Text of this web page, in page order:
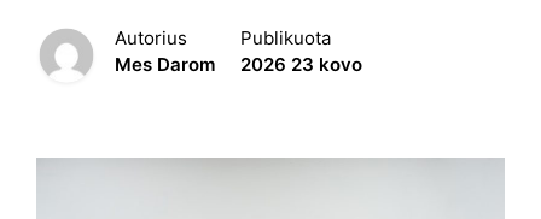
Autorius
Mes Darom
Publikuota
2026 23 kovo